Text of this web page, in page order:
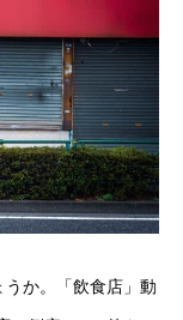
か。「飲食店」動